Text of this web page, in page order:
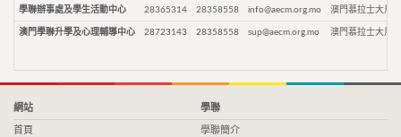
學聯辦事處及學生活動中心 28365314 28358558 info@aecm.org.mo 澳門慕拉士大馬
澳門學聯升學及心理輔導中心 28723143 28358558 sup@aecm.org.mo 澳門慕拉士大馬
網站
首頁
學聯
學聯簡介